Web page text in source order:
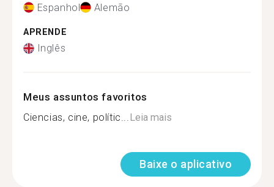
Espanhol Alemão
APRENDE
Inglês
Meus assuntos favoritos
Ciencias, cine, polític...Leia mais
Baixe o aplicativo